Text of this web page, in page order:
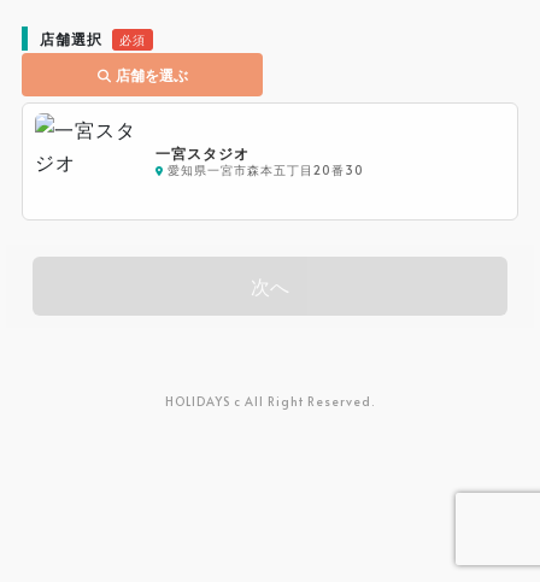
店舗選択 必須
店舗を選ぶ
一宮スタジオ
愛知県一宮市森本五丁目20番30
次へ
HOLIDAYS c All Right Reserved.